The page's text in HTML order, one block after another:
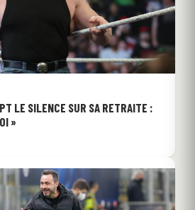
LE SILENCE SUR SA RETRAITE :
»